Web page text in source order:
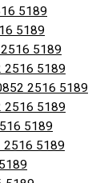
5189
5189
2516 5189
2516 5189
2516 5189
2516 5189
5189
2516 5189